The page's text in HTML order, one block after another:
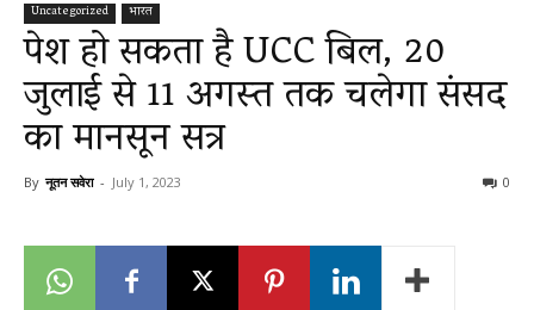
नूतन
सवेरा
Uncategorized भारत
पेश हो सकता है UCC बिल, 20
जुलाई से 11 अगस्त तक चलेगा संसद
का मानसून सत्र
By नूतन सवेरा - July 1, 2023 0